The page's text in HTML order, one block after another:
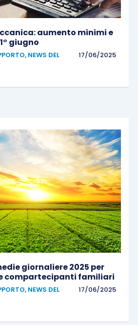
aumento minimi e
giugno
, NEWS DEL
17/06/2025
giornaliere 2025 per
compartecipanti familiari
, NEWS DEL
17/06/2025